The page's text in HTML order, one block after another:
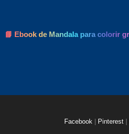
📘 Ebook de Mandala para colorir
Facebook Pinterest